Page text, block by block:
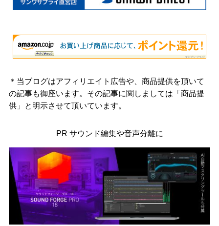
＊当ブログはアフィリエイト広告や、商品提供を頂いて
の記事も御座います。その記事に関しましては「商品提
供」と明示させて頂いています。
PR サウンド編集や音声分離に